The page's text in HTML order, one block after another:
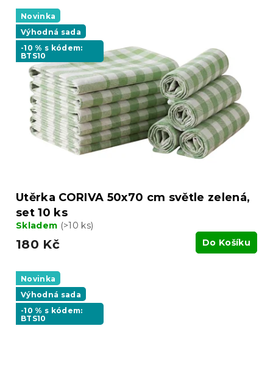
Novinka
Výhodná sada
-10 % s kódem:
BTS10
Utěrka CORIVA 50x70 cm světle zelená,
set 10 ks
Skladem (>10 ks)
180 Kč Do Košíku
Novinka
Výhodná sada
-10 % s kódem:
BTS10